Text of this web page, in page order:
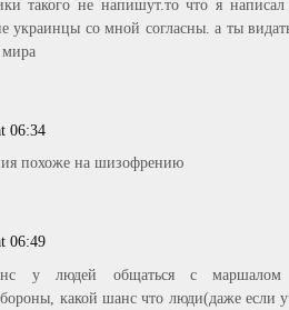
такого не напишут.то что я
украинцы со мной согласны. а ты
мира
06:34
похоже на шизофрению
06:49
у людей общаться с
какой шанс что люди(даже если